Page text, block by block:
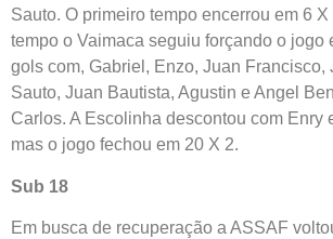
Sauto. O primeiro tempo encerrou em 6
tempo o Vaimaca seguiu forçando o jogo
gols com, Gabriel, Enzo, Juan Francisco,
Sauto, Juan Bautista, Agustin e Angel
Carlos. A Escolinha descontou com Enry
mas o jogo fechou em 20 X 2.
Sub 18
Em busca de recuperação a ASSAF